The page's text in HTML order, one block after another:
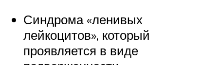
Синдрома «ленивых
лейкоцитов», который
проявляется в виде